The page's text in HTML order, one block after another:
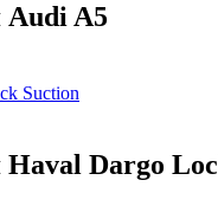
Audi A5
Dargo